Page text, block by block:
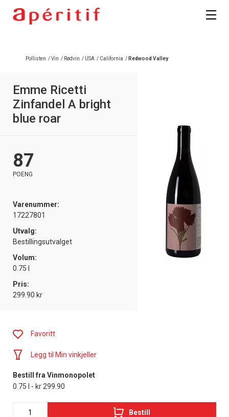
Pollisten /Vin / Rødvin / USA / California / Redwood Valley
Emme Ricetti
Zinfandel A bright
blue roar
87
POENG
Varenummer:
17227801
Utvalg:
Bestillingsutvalget
Volum:
0.75 l
Pris:
299.90 kr
Favoritt
Legg til Min vinkjeller
Bestill fra Vinmonopolet
0.75 l - kr 299.90
Bestill